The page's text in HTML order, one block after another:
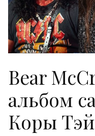
Bear
альбом
Коры